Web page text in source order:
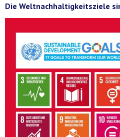
Die Weltnachhaltigkeitsziele